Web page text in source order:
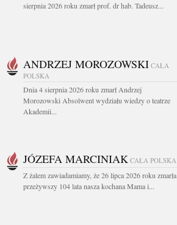
sierpnia 2026 roku zmarł prof. dr hab. Tadeusz...
ANDRZEJ MOROZOWSKI CAŁA
POLSKA
Dnia 4 sierpnia 2026 roku zmarł Andrzej
Morozowski Absolwent wydziału wiedzy o teatrze
Akademii...
JÓZEFA MARCINIAK CAŁA POLSKA
Z żalem zawiadamiamy, że 26 lipca 2026 roku zmarła
przeżywszy 104 lata nasza kochana Mama i...